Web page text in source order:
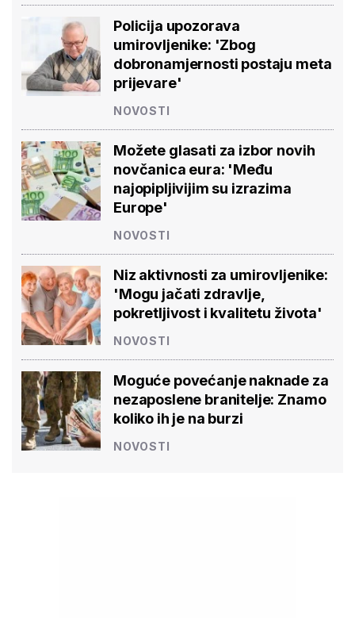
Policija upozorava
umirovljenike: 'Zbog
dobronamjernosti postaju meta
prijevare'
NOVOSTI
Možete glasati za izbor novih
novčanica eura: 'Među
najopipljivijim su izrazima
Europe'
NOVOSTI
Niz aktivnosti za umirovljenike:
'Mogu jačati zdravlje,
pokretljivost i kvalitetu života'
NOVOSTI
Moguće povećanje naknade za
nezaposlene branitelje: Znamo
koliko ih je na burzi
NOVOSTI